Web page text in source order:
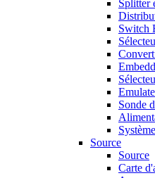
Splitter
Switch
Sonde
Source
Source
Carte